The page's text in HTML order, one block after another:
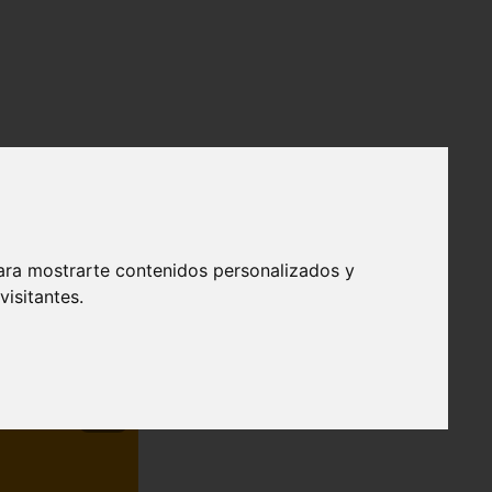
mostrarte contenidos personalizados y